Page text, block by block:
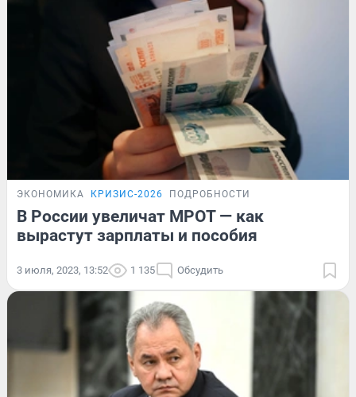
ЭКОНОМИКА КРИЗИС-2026 ПОДРОБНОСТИ
В России увеличат МРОТ — как
вырастут зарплаты и пособия
3 июля, 2023, 13:52 1 135 Обсудить